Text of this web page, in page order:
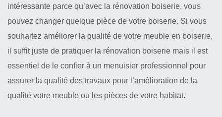
intéressante parce qu’avec la rénovation boiserie, vous
pouvez changer quelque pièce de votre boiserie. Si vous
souhaitez améliorer la qualité de votre meuble en boiserie,
il suffit juste de pratiquer la rénovation boiserie mais il est
essentiel de le confier à un menuisier professionnel pour
assurer la qualité des travaux pour l’amélioration de la
qualité votre meuble ou les pièces de votre habitat.